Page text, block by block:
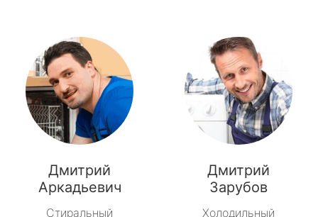
Дмитрий
Аркадьевич
Стиральный
Дмитрий
Зарубов
Холодильный